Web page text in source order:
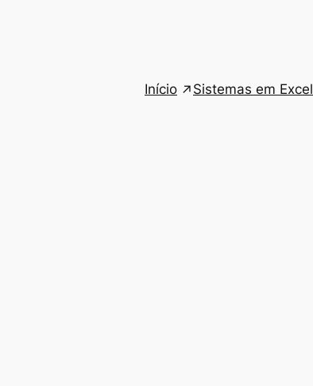
Início Sistemas em Excel